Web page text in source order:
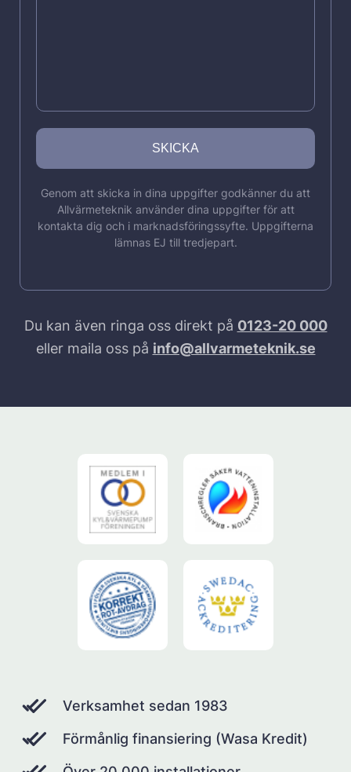
Genom att skicka in dina uppgifter godkänner du att
Allvärmeteknik använder dina uppgifter för att
kontakta dig och i marknadsföringssyfte. Uppgifterna
lämnas EJ till tredjepart.
Du kan även ringa oss direkt på 0123-20 000
eller maila oss på info@allvarmeteknik.se
Verksamhet sedan 1983
Förmånlig finansiering (Wasa Kredit)